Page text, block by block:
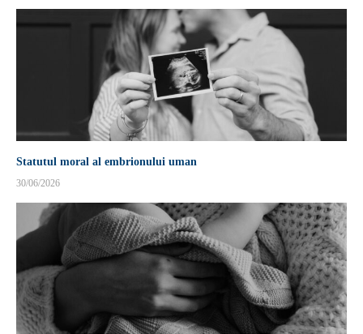
Statutul moral al embrionului uman
30/06/2026